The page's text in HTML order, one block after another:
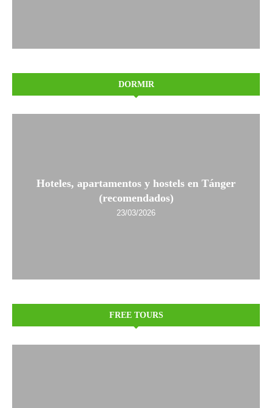
DORMIR
Hoteles, apartamentos y hostels en Tánger
(recomendados)
23/03/2026
FREE TOURS